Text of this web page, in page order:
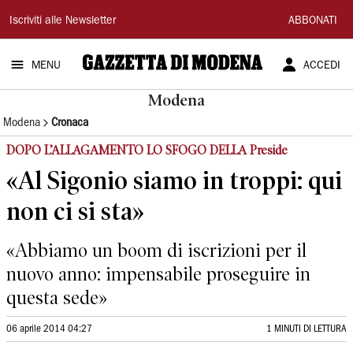
Gazzetta
di
Modena
Iscriviti alle Newsletter ABBONATI
MENU ACCEDI
Modena
Modena Cronaca
DOPO L’ALLAGAMENTO LO SFOGO DELLA Preside
«Al Sigonio siamo in troppi: qui
non ci si sta»
«Abbiamo un boom di iscrizioni per il
nuovo anno: impensabile proseguire in
questa sede»
06 aprile 2014 04:27 1 MINUTI DI LETTURA